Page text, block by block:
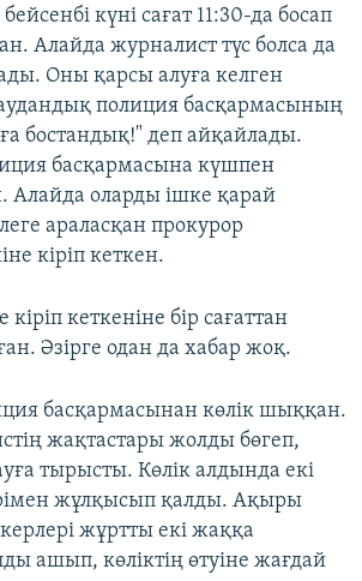
бейсенбі күні сағат 11:30-да босап
Алайда журналист түс болса да
Оны қарсы алуға келген
полиция басқармасының
бостандық!" деп айқайлады.
басқармасына күшпен
Алайда оларды ішке қарай
араласқан прокурор
кіріп кеткен.
кеткеніне бір сағаттан
Әзірге одан да хабар жоқ.
басқармасынан көлік шыққан.
жақтастары жолды бөгеп,
тырысты. Көлік алдында екі
жұлқысып қалды. Ақыры
жұртты екі жаққа
ашып, көліктің өтуіне жағдай